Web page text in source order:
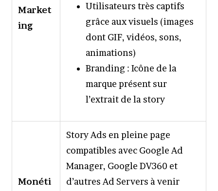
Market
ing
Utilisateurs très captifs
grâce aux visuels (images
dont GIF, vidéos, sons,
animations)
Branding : Icône de la
marque présent sur
l’extrait de la story
Monéti
Story Ads en pleine page
compatibles avec Google Ad
Manager, Google DV360 et
d’autres Ad Servers à venir